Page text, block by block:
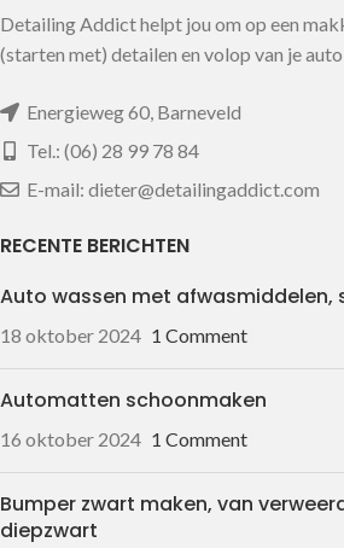
Detailing Addict helpt jou om op een
(starten met) detailen en volop van je
Energieweg 60, Barneveld
Tel.: (06) 28 99 78 84
E-mail: dieter@detailingaddict.com
RECENTE BERICHTEN
Auto wassen met afwasmiddelen,
18 oktober 2024 1 Comment
Automatten schoonmaken
16 oktober 2024 1 Comment
Bumper zwart maken, van
diepzwart